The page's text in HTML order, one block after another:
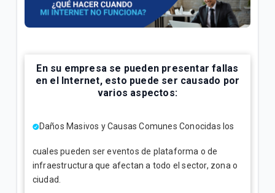
¿Cuál es el número de cuenta de la factura Tigo? |
Explicación del Detalle de consumos en su factura
Tigo | Empresas
Online? | Empresas
VER MÁS
En su empresa se pueden presentar fallas
en el Internet, esto puede ser causado por
varios aspectos:
Daños Masivos y Causas Comunes Conocidas los
cuales pueden ser eventos de plataforma o de
infraestructura que afectan a todo el sector, zona o
ciudad.